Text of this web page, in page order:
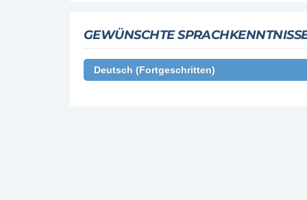
GEWÜNSCHTE
Deutsch (Fortgeschritten)